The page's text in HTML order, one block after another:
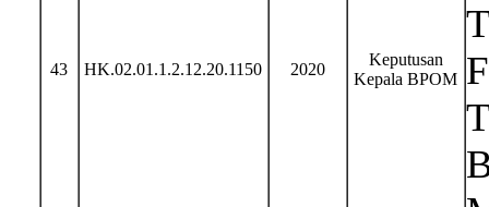
43 HK.02.01.1.2.12.20.1150 2020
Keputusan
Kepala BPOM